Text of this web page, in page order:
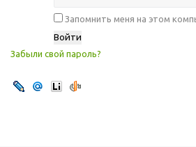
Запомнить меня на этом
Забыли свой пароль?